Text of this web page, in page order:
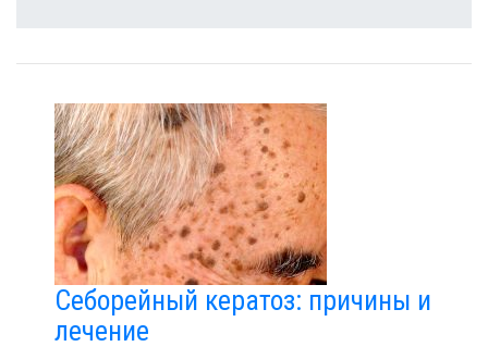
Себорейный кератоз: причины и
лечение